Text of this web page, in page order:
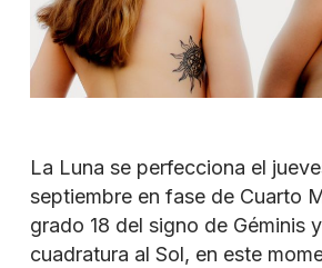
La Luna se perfecciona el
septiembre en fase de Cuarto
grado 18 del signo de Géminis
cuadratura al Sol, en este